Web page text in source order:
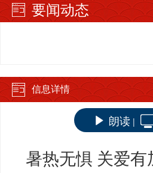
要闻动态
信息详情
朗读 |
暑热无惧 关爱有